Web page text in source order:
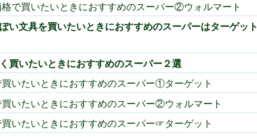
で買いたいときにおすすめのスーパー②ウォルマート
い文具を買いたいときにおすすめのスーパーはターゲット
買いたいときにおすすめのスーパー２選
いたいときにおすすめのスーパー①ターゲット
いたいときにおすすめのスーパー②ウォルマート
いたいときにおすすめのスーパー☞ターゲット